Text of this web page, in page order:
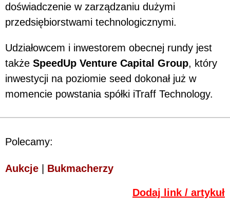
doświadczenie w zarządzaniu dużymi
przedsiębiorstwami technologicznymi.
Udziałowcem i inwestorem obecnej rundy jest
także SpeedUp Venture Capital Group, który
inwestycji na poziomie seed dokonał już w
momencie powstania spółki iTraff Technology.
Polecamy:
Aukcje | Bukmacherzy
Dodaj link / artykuł